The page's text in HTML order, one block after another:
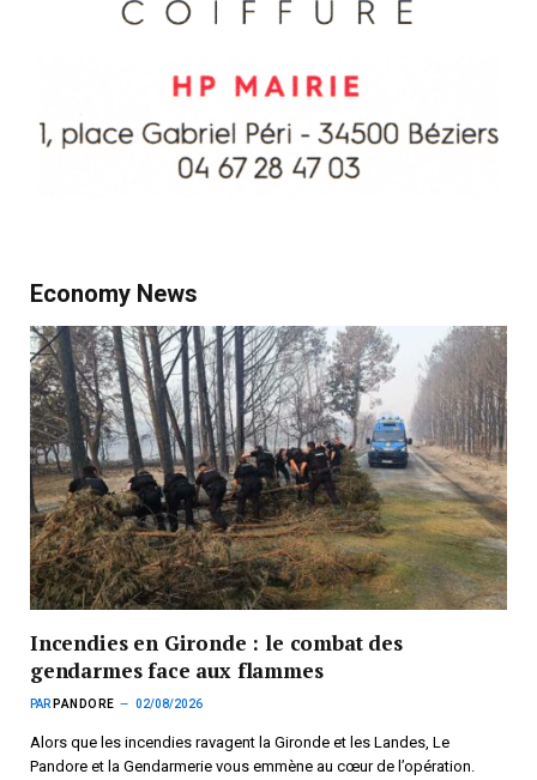
Economy News
Incendies en Gironde : le combat des
gendarmes face aux flammes
PAR PANDORE 02/08/2026
Alors que les incendies ravagent la Gironde et les Landes, Le
Pandore et la Gendarmerie vous emmène au cœur de l’opération.